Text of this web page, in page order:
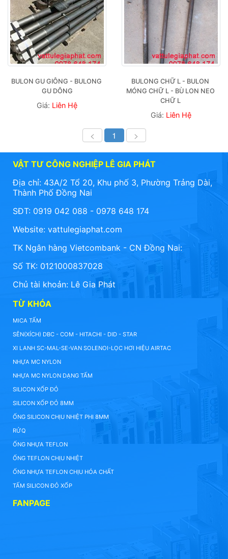
BULON GU GIÔNG - BULONG
GU DÔNG
Giá: Liên Hệ
BULONG CHỮ L - BULON
MÓNG CHỮ L - BÙ LON NEO
CHỮ L
Giá: Liên Hệ
< 1 >
VẬT TƯ CÔNG NGHIỆP LÊ GIA PHÁT
Địa chỉ: 43A/2 Tổ 20, Khu phố 3, Phường Trảng Dài,
Thành Phố Đồng Nai
SĐT: 0919 042 088 - 0978 648 174
Website: vattulegiaphat.com
TK Ngân hàng Vietcombank - CN Đồng Nai:
Số TK: 0121000837028
Chủ tài khoản: Lê Gia Phát
TỪ KHÓA
MICA TẤM
SÊN(XÍCH) DBC - COM - HITACHI - DID - STAR
XI LANH SC-MAL-SE-VAN SOLENOI-LỌC HƠI HIỆU AIRTAC
NHỰA MC NYLON
NHỰA MC NYLON DẠNG TẤM
SILICON XỐP ĐỎ
SILICON XỐP ĐỎ 8MM
ỐNG SILICON CHỊU NHIỆT PHI 8MM
RỬQ
ỐNG NHỰA TEFLON
ỐNG TEFLON CHỊU NHIỆT
ỐNG NHỰA TEFLON CHỊU HÓA CHẤT
TẤM SILICON ĐỎ XỐP
FANPAGE